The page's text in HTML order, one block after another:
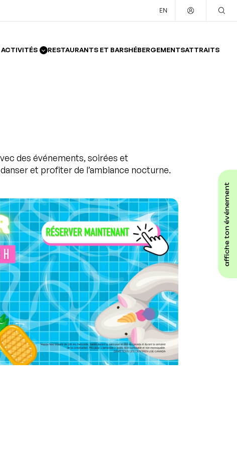
EN
ACTIVITÉS RESTAURANTS ET BARSHÉBERGEMENTSATTRAITS
affiche ton événement
des événements, soirées et
et profiter de l’ambiance nocturne.